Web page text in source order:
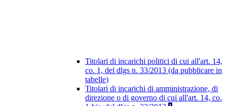
Titolari di incarichi politici di cui all'art. 14,
co. 1, del dlgs n. 33/2013 (da pubblicare in
tabelle)
Titolari di incarichi di amministrazione, di
direzione o di governo di cui all'art. 14, co.